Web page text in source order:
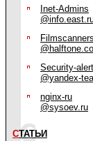
Inet-Admins
Filmscanners
Security-
@yandex-
nginx-ru
@sysoev.ru
СТАТЬИ